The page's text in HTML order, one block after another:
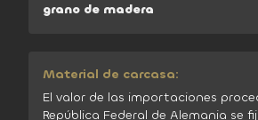
grano de madera
Material de carcasa:
El valor de las importaciones
República Federal de Alemania se